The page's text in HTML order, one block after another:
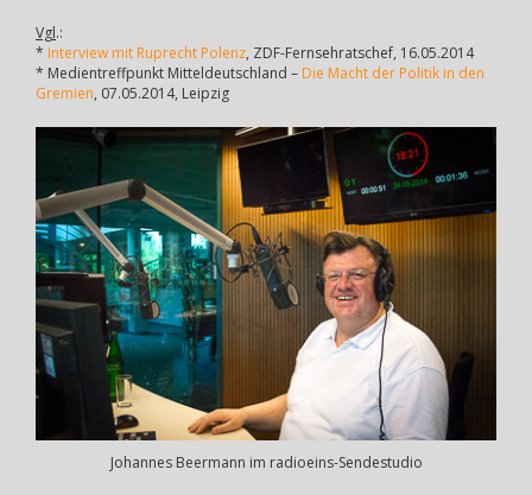
Vgl.:
* Interview mit Ruprecht Polenz, ZDF-Fernsehratschef, 16.05.2014
* Medientreffpunkt Mitteldeutschland – Die Macht der Politik in den
Gremien, 07.05.2014, Leipzig
Johannes Beermann im radioeins-Sendestudio